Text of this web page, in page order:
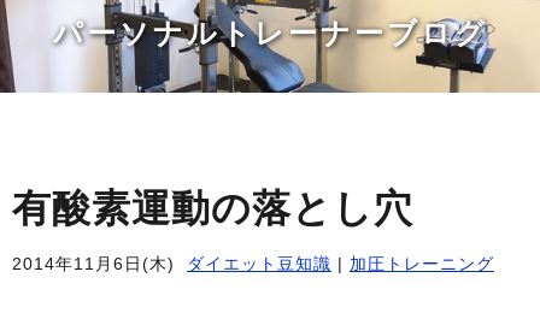
パーソナルトレーナーブログ
有酸素運動の落とし穴
2014年11月6日(木) ダイエット豆知識 | 加圧トレーニング